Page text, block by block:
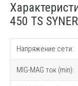
450 TS
Напряжение сети:
MIG-MAG ток (min):